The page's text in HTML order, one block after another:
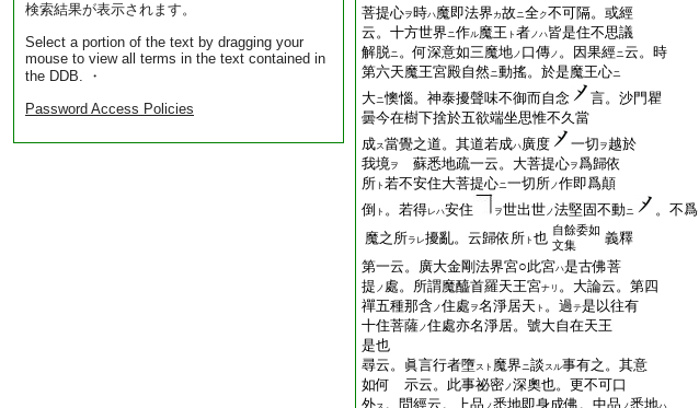
検索結果が表示されます。
Select a portion of the text by dragging your
mouse to view all terms in the text contained in
the DDB. ・
Password Access Policies
菩提心ヲ時ハ魔即法界 カ故ニ全ク不可隔。或經
云。十方世界ニ作ル魔王 ト 者ノハ皆是住不思議
解脱ニ。何深意如三魔地ノ 口傳ノ 。因果經ニ云。時
第六天魔王宮殿自然ニ動搖。於是魔王心ニ
大ニ懊惱。神泰擾聲味不御而自念
言。沙門瞿
曇今在樹下捨於五欲端坐思惟不久當
成ス當覺之道。其道若成ハ廣度 一切 ヲ 越於
我境ヲ 蘇悉地疏一云。大菩提心ヲ爲歸依
所 ト 若不安住大菩提心ニ一切所ノ作即爲顛
倒 ト 。若得レハ安住 ヲ世出世ノ法堅固不動ニ
。不爲
魔之所ラレ擾亂。云歸依所 ト 也 自餘委如
文集
義釋
第一云。廣大金剛法界宮○此宮ハ是古佛菩
提 ノ 處。所謂魔醯首羅天王宮ナリ 。大論云。第四
禪五種那含ノ住處 ヲ名淨居天 ト 。過テ是以往有
十住菩薩ノ住處亦名淨居。號大自在天王
是也
尋云。眞言行者墮スト 魔界ニ談 スル事有之。其意
如何 示云。此事祕密ノ深奧也。更不可口
外
。問經云。上品 悉地即身成佛。中品 悉地